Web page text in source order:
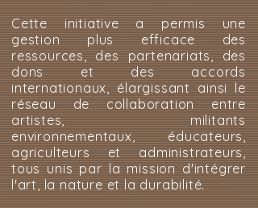
Cette initiative a permis une
gestion plus efficace des
ressources, des partenariats, des
dons et des accords
internationaux, élargissant ainsi le
réseau de collaboration entre
artistes, militants
environnementaux, éducateurs,
agriculteurs et administrateurs,
tous unis par la mission d'intégrer
l'art, la nature et la durabilité.